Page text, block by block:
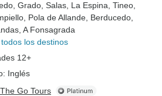
, Grado , Salas , La Espina , Tineo
, Pola de Allande , Berducedo
, A Fonsagrada
todos los destinos
12+
Inglés
Go Tours